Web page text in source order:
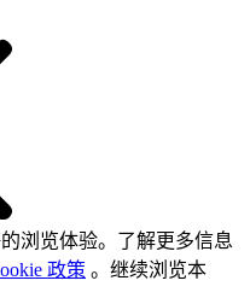
浏览体验。了解更多信息
政策 。继续浏览本